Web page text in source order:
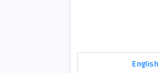
English